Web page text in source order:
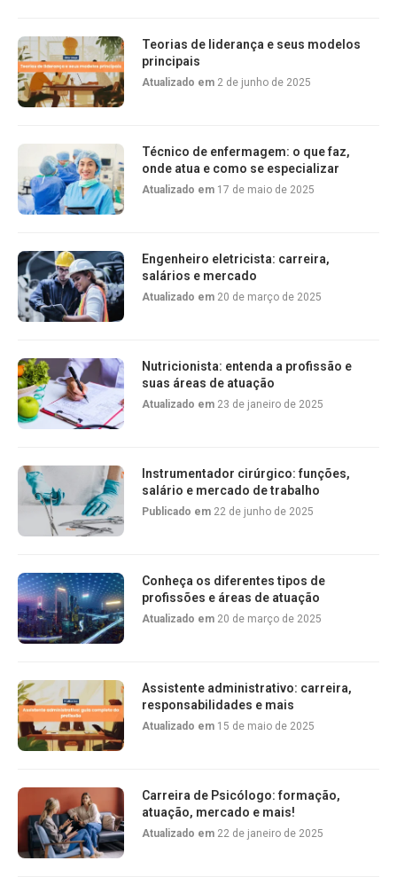
Teorias de liderança e seus modelos
principais
Atualizado em 2 de junho de 2025
Técnico de enfermagem: o que faz,
onde atua e como se especializar
Atualizado em 17 de maio de 2025
Engenheiro eletricista: carreira,
salários e mercado
Atualizado em 20 de março de 2025
Nutricionista: entenda a profissão e
suas áreas de atuação
Atualizado em 23 de janeiro de 2025
Instrumentador cirúrgico: funções,
salário e mercado de trabalho
Publicado em 22 de junho de 2025
Conheça os diferentes tipos de
profissões e áreas de atuação
Atualizado em 20 de março de 2025
Assistente administrativo: carreira,
responsabilidades e mais
Atualizado em 15 de maio de 2025
Carreira de Psicólogo: formação,
atuação, mercado e mais!
Atualizado em 22 de janeiro de 2025